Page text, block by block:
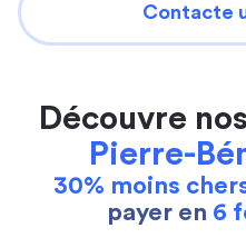
Contacte
Découvre
Pierre-
30% moins
payer en 6